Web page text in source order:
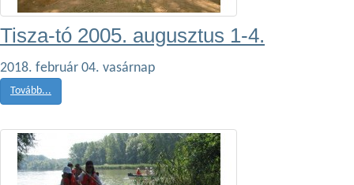
Tisza-tó 2005. augusztus 1-4.
2018. február 04. vasárnap
Tovább...